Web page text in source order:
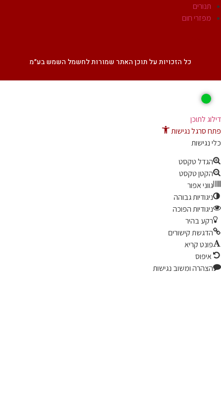
תנורים
מפזרי חום
כל הזכויות על תוכן האתר שמורות לחשמל השמש בע״מ
לתוכן
סרגל נגישות
טקסט
טקסט
אפור
גבוהה
הפוכה
בהיר
קישורים
קריא
איפוס
ומשוב נגישות